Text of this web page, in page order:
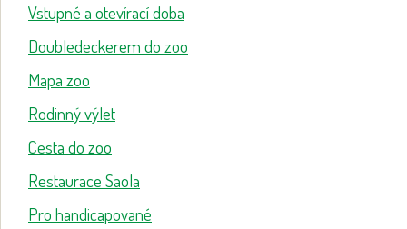
Vstupné a otevírací doba
Doubledeckerem do zoo
Mapa zoo
Rodinný výlet
Cesta do zoo
Restaurace Saola
Pro handicapované